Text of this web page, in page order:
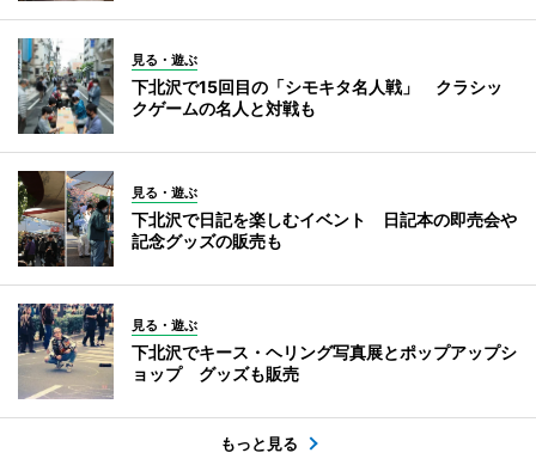
見る・遊ぶ
下北沢で15回目の「シモキタ名人戦」 クラシッ
クゲームの名人と対戦も
見る・遊ぶ
下北沢で日記を楽しむイベント 日記本の即売会や
記念グッズの販売も
見る・遊ぶ
下北沢でキース・ヘリング写真展とポップアップシ
ョップ グッズも販売
もっと見る